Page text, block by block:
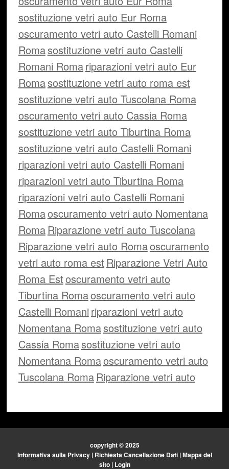
sostituzione vetri auto Eur Roma
oscuramento vetri auto Castelli Romani
Romasostituzione vetri auto Castelli
Romani Romariparazioni vetri auto Eur
Romasostituzione vetri auto roma est
sostituzione vetri auto Tuscolana Roma
oscuramento vetri auto Cassia Roma
sostituzione vetri auto Tiburtina Roma
sostituzione vetri auto Castelli Romani
riparazioni vetri auto Castelli Romani
riparazioni vetri auto Tiburtina Roma
riparazioni vetri auto Castelli Romani
Romaoscuramento vetri auto Nomentana
Roma Riparazione vetri auto Tuscolana
Riparazione vetri auto Romaoscuramento
vetri auto roma est Riparazione Vetri Auto
Roma Estoscuramento vetri auto
Tiburtina Romaoscuramento vetri auto
Castelli Romaniriparazioni vetri auto
Nomentana Romasostituzione vetri auto
Cassia Romasostituzione vetri auto
Nomentana Romaoscuramento vetri auto
Tuscolana Roma Riparazione vetri auto
copyright © 2025
Informativa sulla Privacy| Richiesta Cancellazione Dati|Mappa del
sito| Login